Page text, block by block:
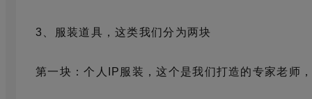
3、服装道具，这类我们分为两块
第一块：个人IP服装，这个是我们打造的专家老师